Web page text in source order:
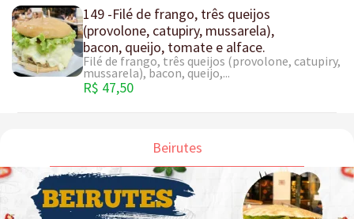
149 -Filé de frango, três queijos
(provolone, catupiry, mussarela),
bacon, queijo, tomate e alface.
Filé de frango, três queijos (provolone, catupiry,
mussarela), bacon, queijo,...
R$ 47,50
Beirutes